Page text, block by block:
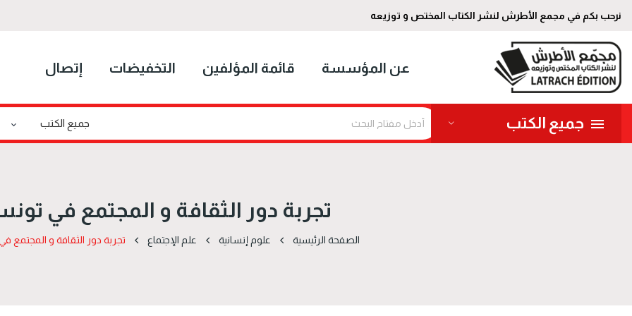
نرحب بكم في مجمع الأطرش لنشر الكتاب المختص و توزيعه
عن المؤسسة قائمة المؤلفين التخفيضات إتصال
جميع الكتب
تجربة دور الثقافة و المجتمع في
الصفحة الرئيسية علوم إنسانية علم الإجتماع تجربة دور الثقافة و المجتمع